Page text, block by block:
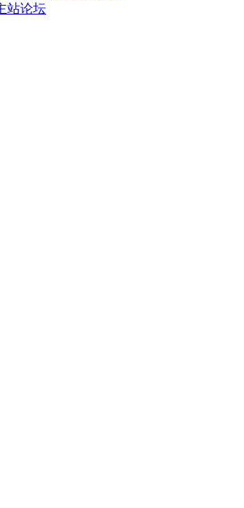
站论坛